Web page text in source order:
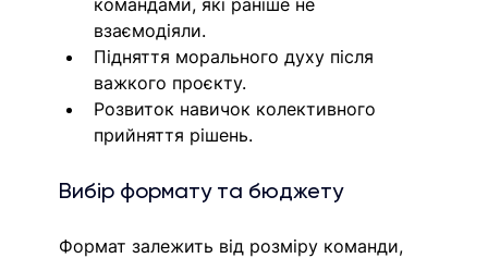
взаємодіяли.
Підняття морального духу після
важкого проєкту.
Розвиток навичок колективного
прийняття рішень.
Вибір формату та бюджету
Формат залежить від розміру команди,